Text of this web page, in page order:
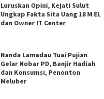
Luruskan Opini, Kejati Sulut
Ungkap Fakta Sita Uang 18 M EL
dan Owner IT Center
Nanda Lamadau Tuai Pujian
Gelar Nobar PD, Banjir Hadiah
dan Konsumsi, Penonton
Meluber